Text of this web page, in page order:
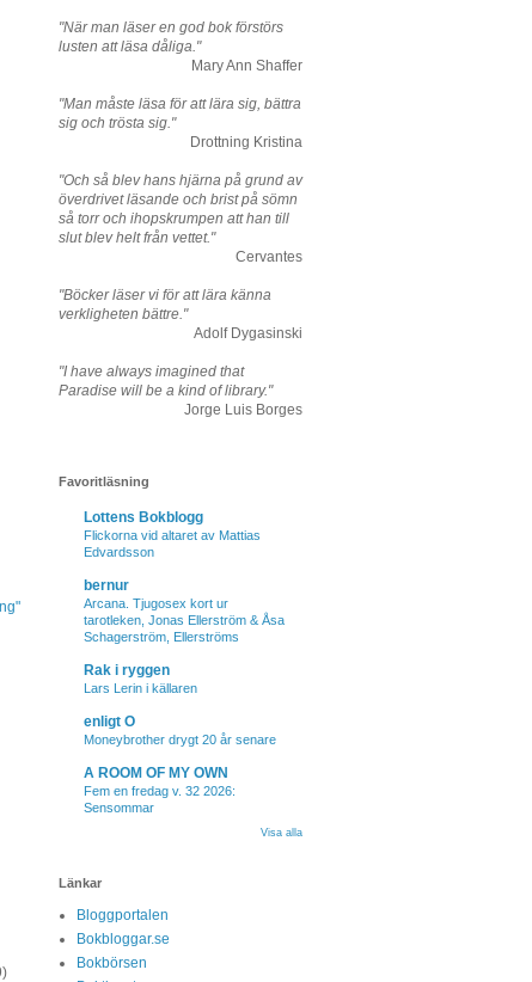
"När man läser en god bok förstörs
lusten att läsa dåliga."
Mary Ann Shaffer
"Man måste läsa för att lära sig, bättra
sig och trösta sig."
Drottning Kristina
"Och så blev hans hjärna på grund av
överdrivet läsande och brist på sömn
så torr och ihopskrumpen att han till
slut blev helt från vettet."
Cervantes
"Böcker läser vi för att lära känna
verkligheten bättre."
Adolf Dygasinski
"I have always imagined that
Paradise will be a kind of library."
Jorge Luis Borges
Favoritläsning
Lottens Bokblogg
Flickorna vid altaret av Mattias
Edvardsson
bernur
Arcana. Tjugosex kort ur
tarotleken, Jonas Ellerström & Åsa
Schagerström, Ellerströms
Rak i ryggen
Lars Lerin i källaren
enligt O
Moneybrother drygt 20 år senare
A ROOM OF MY OWN
Fem en fredag v. 32 2026:
Sensommar
Visa alla
Länkar
Bloggportalen
Bokbloggar.se
Bokbörsen